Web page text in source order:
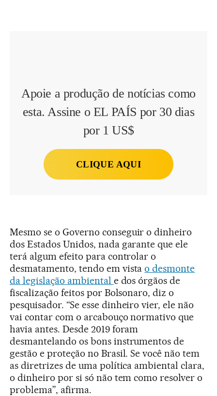
Apoie a produção de notícias como
esta. Assine o EL PAÍS por 30 dias
por 1 US$
CLIQUE AQUI
Mesmo se o Governo conseguir o dinheiro
dos Estados Unidos, nada garante que ele
terá algum efeito para controlar o
desmatamento, tendo em vistao desmonte
da legislação ambiental e dos órgãos de
fiscalização feitos por Bolsonaro, diz o
pesquisador. “Se esse dinheiro vier, ele não
vai contar com o arcabouço normativo que
havia antes. Desde 2019 foram
desmantelando os bons instrumentos de
gestão e proteção no Brasil. Se você não tem
as diretrizes de uma política ambiental clara,
o dinheiro por si só não tem como resolver o
problema”, afirma.